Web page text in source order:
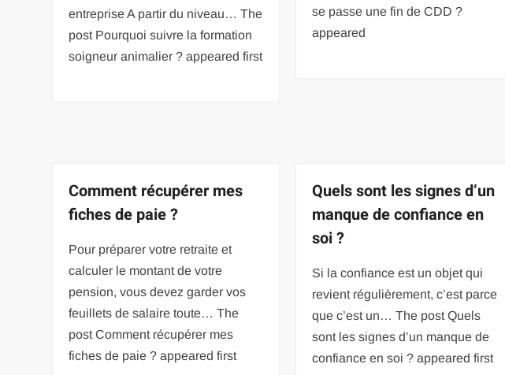
entreprise A partir du niveau… The
post Pourquoi suivre la formation
soigneur animalier ? appeared first
se passe une fin de CDD ?
appeared
Comment récupérer mes
fiches de paie ?
Pour préparer votre retraite et
calculer le montant de votre
pension, vous devez garder vos
feuillets de salaire toute… The
post Comment récupérer mes
fiches de paie ? appeared first
Quels sont les signes d’un
manque de confiance en
soi ?
Si la confiance est un objet qui
revient régulièrement, c’est parce
que c’est un… The post Quels
sont les signes d’un manque de
confiance en soi ? appeared first